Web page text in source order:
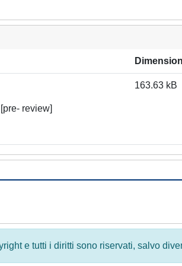
review]
163.63 kB
e tutti i diritti sono riservati, salvo